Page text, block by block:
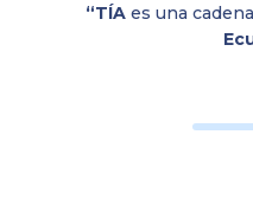
“TÍAes una